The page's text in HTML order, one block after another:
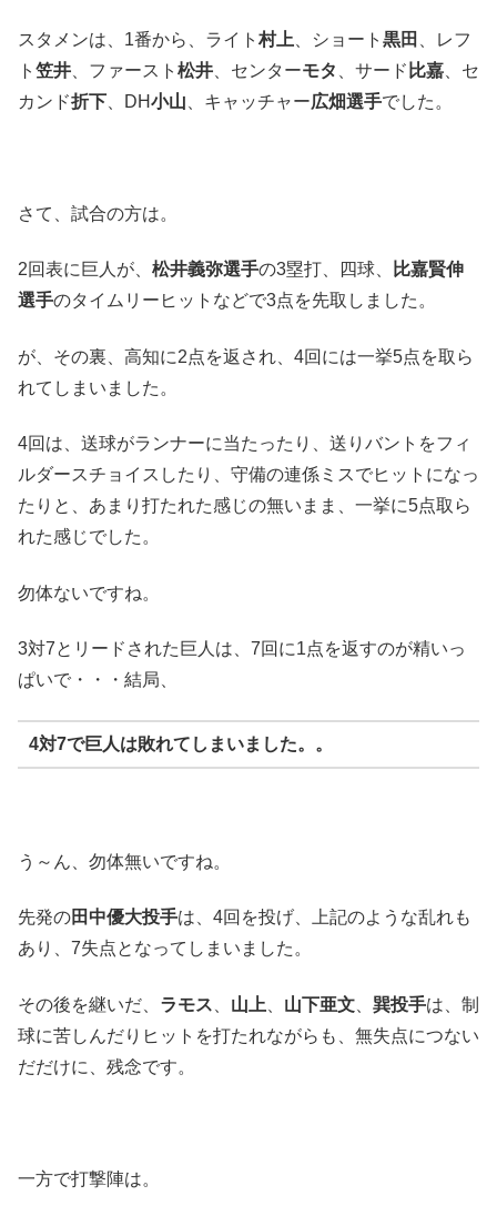
スタメンは、1番から、ライト 村上 、ショート 黒田
、レフ
ト 笠井 、ファースト 松井 、センターモタ 、サード 比嘉 、セ
カンド折下 、DH小山 、キャッチャー広畑選手でした。
さて、試合の方は。
2回表に巨人が、 松井義弥選手の3塁打、四球、
比嘉賢伸
選手のタイムリーヒットなどで3点を先取しました。
が、その裏、高知に2点を返され、4回には一挙5点を取ら
れてしまいました。
4回は、送球がランナーに当たったり、送りバントをフィ
ルダースチョイスしたり、守備の連係ミスでヒットになっ
たりと、あまり打たれた感じの無いまま、一挙に5点取ら
れた感じでした。
勿体ないですね。
3対7とリードされた巨人は、7回に1点を返すのが精いっ
ぱいで・・・結局、
4対7で巨人は敗れてしまいました。。
う～ん、勿体無いですね。
先発の田中優大投手は、4回を投げ、上記のような乱れも
あり、7失点となってしまいました。
その後を継いだ、 ラモス 山上 山下亜文 巽投手は、制
球に苦しんだりヒットを打たれながらも、無失点につない
だだけに、残念です。
一方で打撃陣は。